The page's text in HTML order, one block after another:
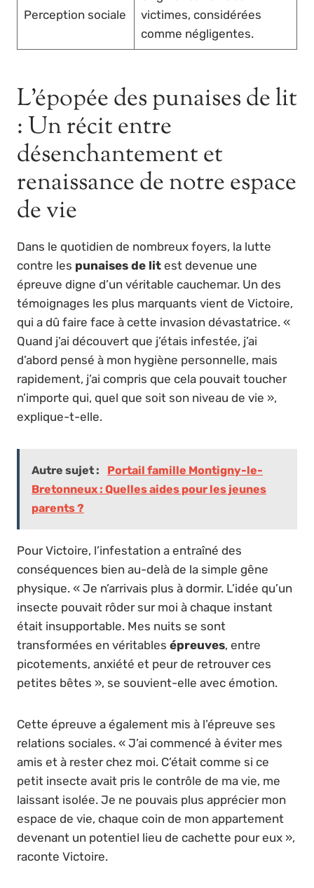
Perception sociale
victimes, considérées
comme négligentes.
L’épopée des punaises de lit
: Un récit entre
désenchantement et
renaissance de notre espace
de vie
Dans le quotidien de nombreux foyers, la lutte
contre les punaises de lit est devenue une
épreuve digne d’un véritable cauchemar. Un des
témoignages les plus marquants vient de Victoire,
qui a dû faire face à cette invasion dévastatrice. «
Quand j’ai découvert que j’étais infestée, j’ai
d’abord pensé à mon hygiène personnelle, mais
rapidement, j’ai compris que cela pouvait toucher
n’importe qui, quel que soit son niveau de vie »,
explique-t-elle.
Autre sujet :
Portail famille Montigny-le-
Bretonneux : Quelles aides pour les jeunes
parents ?
Pour Victoire, l’infestation a entraîné des
conséquences bien au-delà de la simple gêne
physique. « Je n’arrivais plus à dormir. L’idée qu’un
insecte pouvait rôder sur moi à chaque instant
était insupportable. Mes nuits se sont
transformées en véritables épreuves, entre
picotements, anxiété et peur de retrouver ces
petites bêtes », se souvient-elle avec émotion.
Cette épreuve a également mis à l’épreuve ses
relations sociales. « J’ai commencé à éviter mes
amis et à rester chez moi. C’était comme si ce
petit insecte avait pris le contrôle de ma vie, me
laissant isolée. Je ne pouvais plus apprécier mon
espace de vie, chaque coin de mon appartement
devenant un potentiel lieu de cachette pour eux »,
raconte Victoire.